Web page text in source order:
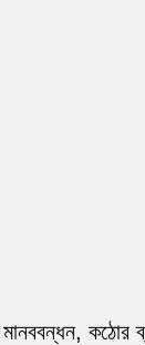
মানববন্ধন, কঠোর